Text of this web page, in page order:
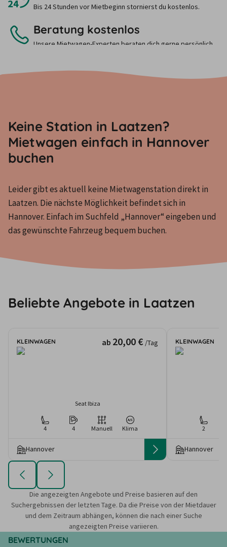
Bis 24 Stunden vor Mietbeginn stornierst du kostenlos.
Beratung kostenlos
Unsere Mietwagen-Experten beraten dich gerne persönlich.
Keine Station in Laatzen?
Mietwagen einfach in Hannover
buchen
Leider gibt es aktuell keine Mietwagenstation direkt in
Laatzen. Die nächste Möglichkeit befindet sich in
Hannover. Einfach im Suchfeld „Hannover“ eingeben und
das gewünschte Fahrzeug bequem buchen.
Beliebte Angebote in Laatzen
KLEINWAGEN ab 20,00 € /Tag
Seat Ibiza
4 4 Manuell Klima
Hannover
KLEINWAGEN
2
Hannover
Die angezeigten Angebote und Preise basieren auf den
Suchergebnissen der letzten Tage. Da die Preise von der Mietdauer
und dem Zeitraum abhängen, können die nach einer Suche
angezeigten Preise variieren.
BEWERTUNGEN